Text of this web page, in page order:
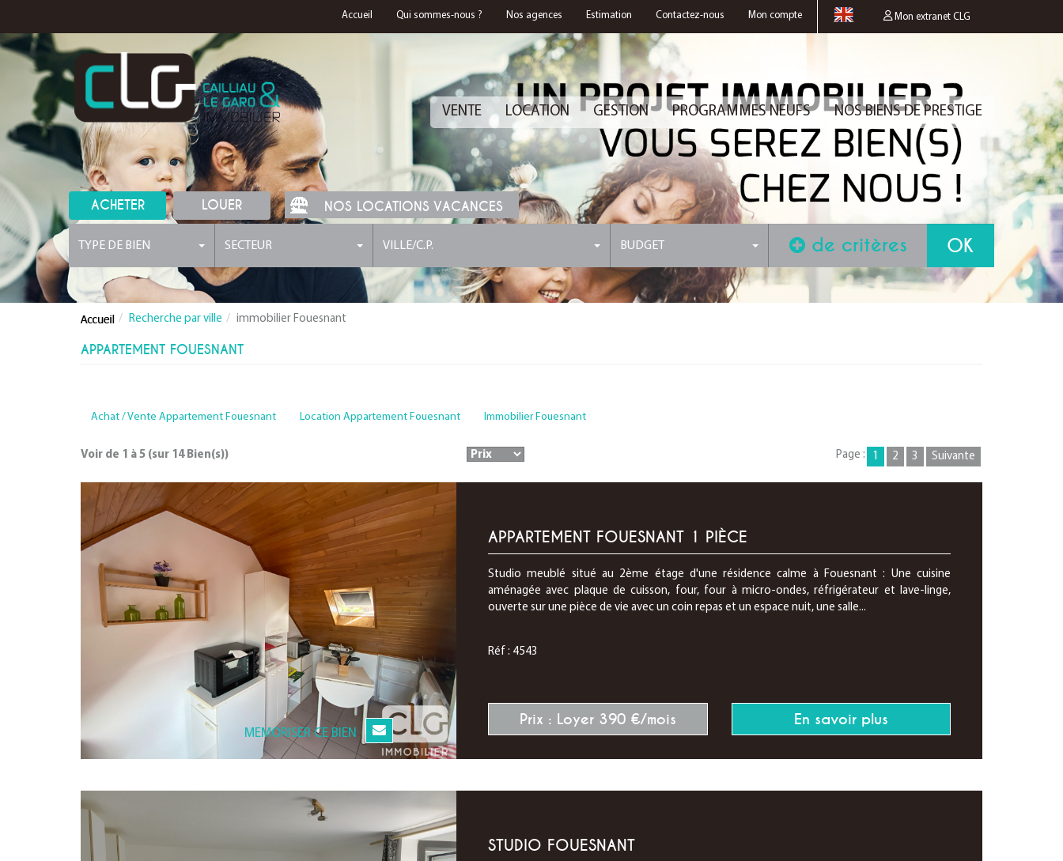
Mon extranet CLG
Accueil Qui sommes-nous ? Nos agences Estimation Contactez-nous Mon compte
VENTE LOCATION GESTION PROGRAMMES NEUFS NOS BIENS DE PRESTIGE
ACHETER LOUER NOS LOCATIONS VACANCES
TYPE DE BIEN SECTEUR VILLE/C.P. BUDGET de critères
Recherche par ville immobilier Fouesnant
APPARTEMENT FOUESNANT
Achat / Vente Appartement Fouesnant Location Appartement Fouesnant Immobilier Fouesnant
Voir de 1 à 5 (sur 14Bien(s)) 1 2 3 Suivante
Page :
MEMORISER CE BIEN
APPARTEMENT FOUESNANT 1 PIÈCE
Studio meublé situé au 2ème étage d'une résidence calme à Fouesnant : Une cuisine
aménagée avec plaque de cuisson, four, four à micro-ondes, réfrigérateur et lave-linge,
ouverte sur une pièce de vie avec un coin repas et un espace nuit, une salle...
Réf : 4543
Prix : Loyer 390 €/mois En savoir plus
STUDIO FOUESNANT